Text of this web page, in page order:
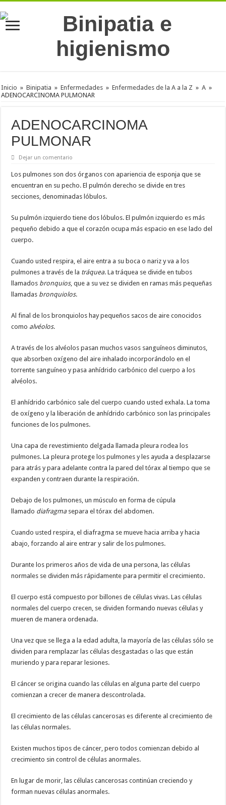
Inicio » Binipatia » Enfermedades » Enfermedades de la A a la Z » A »
ADENOCARCINOMA PULMONAR
ADENOCARCINOMA
PULMONAR
Dejar un comentario
Los pulmones son dos órganos con apariencia de esponja que se
encuentran en su pecho. El pulmón derecho se divide en tres
secciones, denominadas lóbulos.
Su pulmón izquierdo tiene dos lóbulos. El pulmón izquierdo es más
pequeño debido a que el corazón ocupa más espacio en ese lado del
cuerpo.
Cuando usted respira, el aire entra a su boca o nariz y va a los
pulmones a través de la tráquea. La tráquea se divide en tubos
llamados bronquios, que a su vez se dividen en ramas más pequeñas
llamadas bronquiolos.
Al final de los bronquiolos hay pequeños sacos de aire conocidos
como alvéolos.
A través de los alvéolos pasan muchos vasos sanguíneos diminutos,
que absorben oxígeno del aire inhalado incorporándolo en el
torrente sanguíneo y pasa anhídrido carbónico del cuerpo a los
alvéolos.
El anhídrido carbónico sale del cuerpo cuando usted exhala. La toma
de oxígeno y la liberación de anhídrido carbónico son las principales
funciones de los pulmones.
Una capa de revestimiento delgada llamada pleura rodea los
pulmones. La pleura protege los pulmones y les ayuda a desplazarse
para atrás y para adelante contra la pared del tórax al tiempo que se
expanden y contraen durante la respiración.
Debajo de los pulmones, un músculo en forma de cúpula
llamado diafragmasepara el tórax del abdomen.
Cuando usted respira, el diafragma se mueve hacia arriba y hacia
abajo, forzando al aire entrar y salir de los pulmones.
Durante los primeros años de vida de una persona, las células
normales se dividen más rápidamente para permitir el crecimiento.
El cuerpo está compuesto por billones de células vivas. Las células
normales del cuerpo crecen, se dividen formando nuevas células y
mueren de manera ordenada.
Una vez que se llega a la edad adulta, la mayoría de las células sólo se
dividen para remplazar las células desgastadas o las que están
muriendo y para reparar lesiones.
El cáncer se origina cuando las células en alguna parte del cuerpo
comienzan a crecer de manera descontrolada.
El crecimiento de las células cancerosas es diferente al crecimiento de
las células normales.
Existen muchos tipos de cáncer, pero todos comienzan debido al
crecimiento sin control de células anormales.
En lugar de morir, las células cancerosas continúan creciendo y
forman nuevas células anormales.